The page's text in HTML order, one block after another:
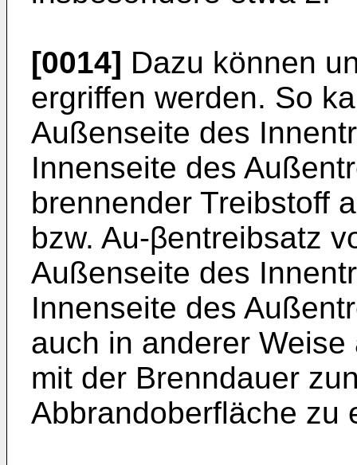
[0014] Dazu können
ergriffen werden. So
Außenseite des
Innenseite des
brennender Treibstoff
bzw. Au-βentreibsatz
Außenseite des
Innenseite des
auch in anderer
mit der Brenndauer
Abbrandoberfläche zu